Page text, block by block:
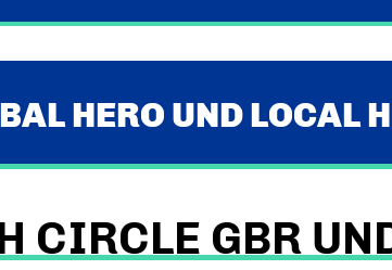
HERO UND LOCAL
CIRCLE GBR